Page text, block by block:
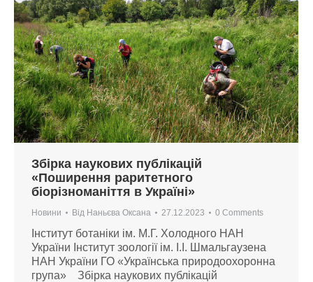
Збірка наукових публікацій
«Поширення раритетного
біорізноманіття в Україні»
Новини Від Наньєва Оксана 27.12.2023 0 Comments
Інститут ботаніки ім. М.Г. Холодного НАН
України Інститут зоології ім. І.І. Шмальгаузена
НАН України ГО «Українська природоохоронна
група» Збірка наукових публікацій